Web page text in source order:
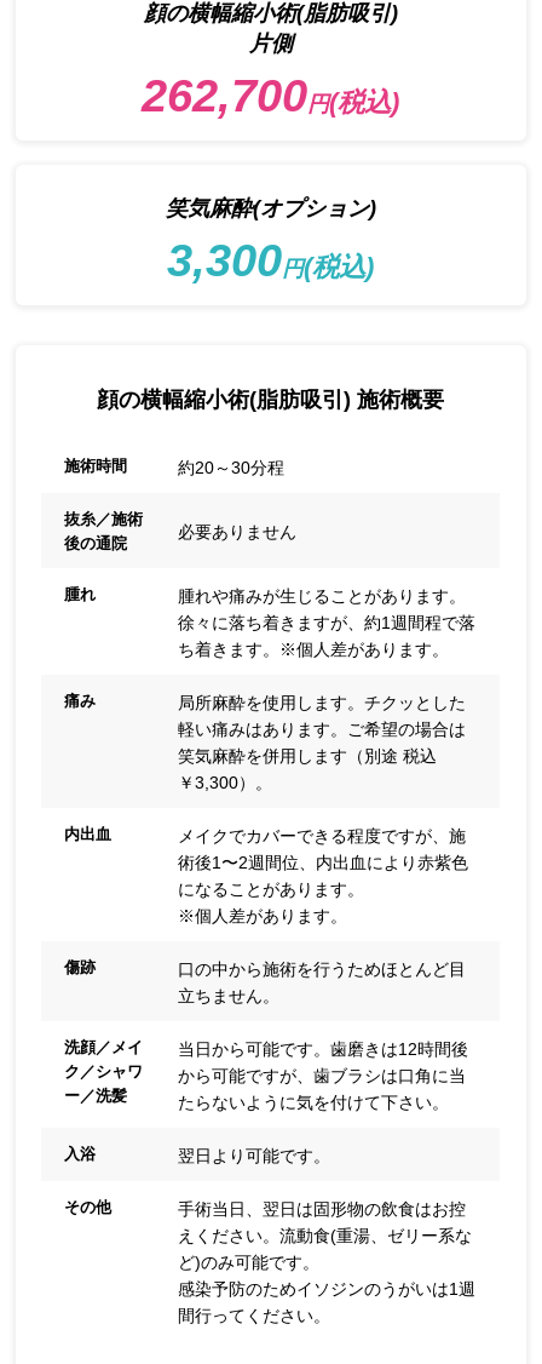
顔の横幅縮小術(脂肪吸引)
片側
262,700円(税込)
笑気麻酔(オプション)
3,300円(税込)
顔の横幅縮小術(脂肪吸引) 施術概要
施術時間 約20～30分程
抜糸／施術
後の通院
必要ありません
腫れ
腫れや痛みが生じることがあります。
徐々に落ち着きますが、約1週間程で落
ち着きます。※個人差があります。
痛み
局所麻酔を使用します。チクッとした
軽い痛みはあります。ご希望の場合は
笑気麻酔を併用します（別途 税込
￥3,300）。
内出血
メイクでカバーできる程度ですが、施
術後1〜2週間位、内出血により赤紫色
になることがあります。
※個人差があります。
傷跡
口の中から施術を行うためほとんど目
立ちません。
洗顔／メイ
ク／シャワ
ー／洗髪
当日から可能です。歯磨きは12時間後
から可能ですが、歯ブラシは口角に当
たらないように気を付けて下さい。
入浴 翌日より可能です。
その他
手術当日、翌日は固形物の飲食はお控
えください。流動食(重湯、ゼリー系な
ど)のみ可能です。
感染予防のためイソジンのうがいは1週
間行ってください。